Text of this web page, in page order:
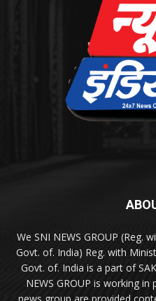
We SNI NEWS GROUP (Reg.
Govt. of. India) Reg. with
Govt. of. India is a part of
NEWS GROUP is working